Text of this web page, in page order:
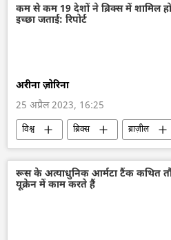
द्विपक्षीय व्यापार
आयात
कम से कम 19 देशों ने ब्रिक्स में शामिल
इच्छा जताई: रिपोर्ट
अरीना ज़ोरिना
25 अप्रैल 2023, 16:25
विश्व ब्रिक्स
ब्राज़ील
दक्षिण अफ्रीका
रूस भारत
रूस के अत्याधुनिक आर्मटा टैंक कथित
यूक्रेन में काम करते हैं